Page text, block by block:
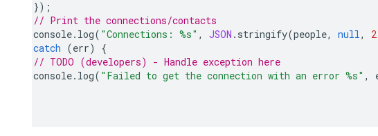
});
// Print the connections/contacts
console. log( "Connections: %s" , JSON . stringify(people, null, 2
catch (err)
{
// TODO (developers) - Handle exception here
console. log( "Failed to get the connection with an error %s" ,